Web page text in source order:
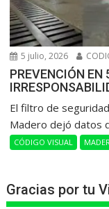
5 julio, 2026
PREVENCIÓN EN
​El filtro de
Madero dejó datos
CÓDIGO VISUAL
Gracias por tu